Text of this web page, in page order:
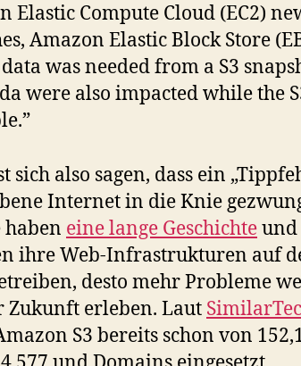
Elastic Compute Cloud (EC2)
Amazon Elastic Block Store
was needed from a S3
were also impacted while the
sich also sagen, dass ein
Internet in die Knie
haben eine lange Geschichteund
ihre Web-Infrastrukturen auf
desto mehr Probleme
Zukunft erleben. Laut
S3 bereits schon von